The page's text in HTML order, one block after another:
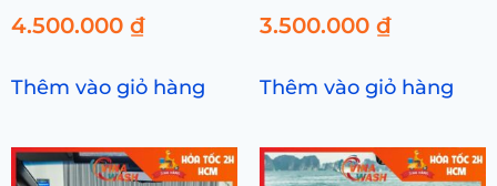
4.500.000 ₫
Thêm vào giỏ hàng
3.500.000 ₫
Thêm vào giỏ hàng